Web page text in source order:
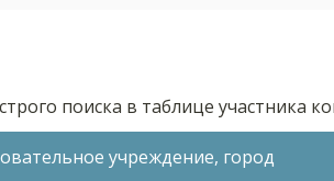
поиска в таблице участника
учреждение, город